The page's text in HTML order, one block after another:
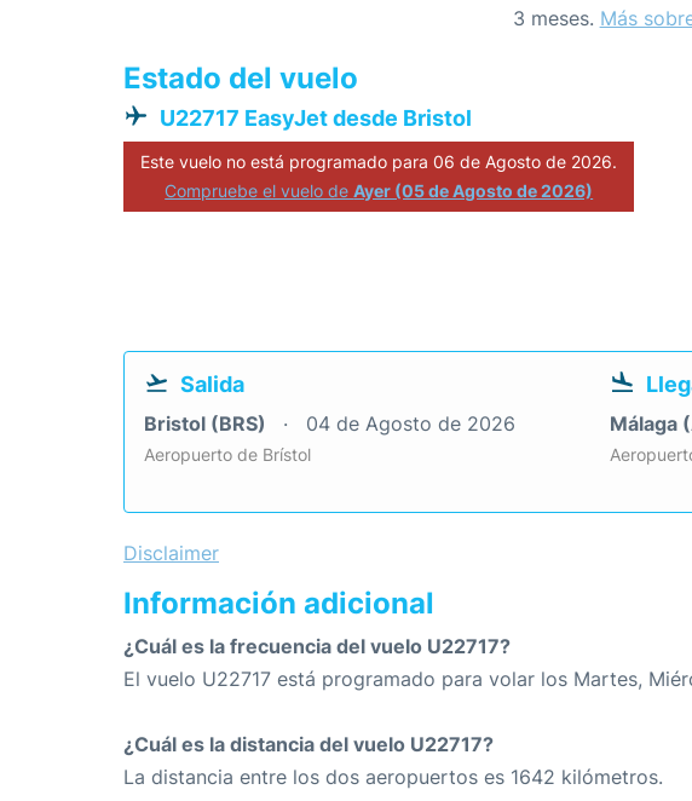
3 meses. Más
Estado del vuelo
U22717 EasyJet desde Bristol
Este vuelo no está programado para 06 de Agosto de 2026.
Compruebe el vuelo deAyer (05 de Agosto de 2026)
Salida
Bristol (BRS) 04 de Agosto de 2026
Aeropuerto de Brístol
Málaga
Disclaimer
Información adicional
¿Cuál es la frecuencia del vuelo U22717?
El vuelo U22717 está programado para volar los Martes,
¿Cuál es la distancia del vuelo U22717?
La distancia entre los dos aeropuertos es 1642 kilómetros.